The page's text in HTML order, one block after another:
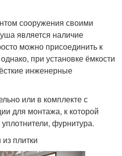
сооружения своими
является наличие
можно присоединить к
при установке ёмкости
инженерные
или в комплекте с
для монтажа, к которой
фурнитура.
плитки